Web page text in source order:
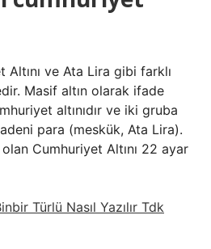
Altını ve Ata Lira gibi farklı
Masif altın olarak ifade
altınıdır ve iki gruba
para (meskük, Ata Lira).
Cumhuriyet Altını 22 ayar
Türlü Nasıl Yazılır Tdk